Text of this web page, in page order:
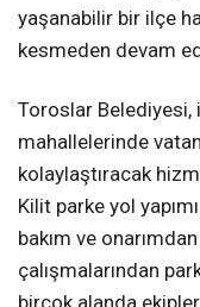
yaşanabilir bir ilçe
kesmeden devam
Toroslar Belediyesi,
mahallelerinde
kolaylaştıracak
Kilit parke yol
bakım ve
çalışmalarından
birçok alanda